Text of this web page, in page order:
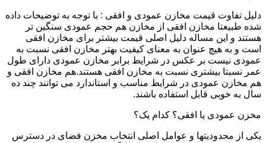
دلیل تفاوت قیمت مخازن عمودی و افقی : با توجه به توضیحات داده
شده طبیعتا مخازن افقی از مخازن هم حجم عمودی سنگین تر
هستند و این مساله دلیل اصلی قیمت بیشتر برای مخازن افقی
است و به هیچ عنوان به معنای کیفیت بهتر مخازن افقی نسبت به
عمودی نیست بر عکس در شرایط برابر مخازن عمودی دارای طول
عمر نسبتا بیشتری نسبت به مخازن افقی هستند.هم مخازن افقی و
هم مخازن عمودی در شرایط مناسب و استاندارد می توانند چند ده
سال به خوبی قابل استفاده باشند.
مخزن عمودی یا افقی؟ کدام یک؟
یکی از محدودیتها و عوامل اصلی انتخاب مخزن فضای در دسترس